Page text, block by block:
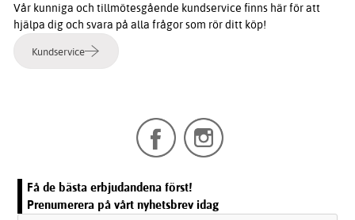
Vår kunniga och tillmötesgående kundservice finns här för att
hjälpa dig och svara på alla frågor som rör ditt köp!
Kundservice
Få de bästa erbjudandena först!
Prenumerera på vårt nyhetsbrev idag